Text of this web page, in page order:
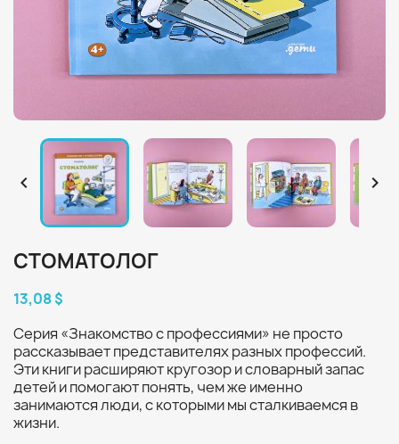
 
СТОМАТОЛОГ
13,08 $
Серия «Знакомство с профессиями» не просто
рассказывает представителях разных профессий.
Эти книги расширяют кругозор и словарный запас
детей и помогают понять, чем же именно
занимаются люди, с которыми мы сталкиваемся в
жизни.